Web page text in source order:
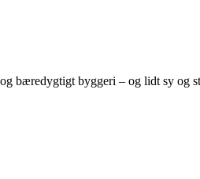
byggeri – og lidt sy og